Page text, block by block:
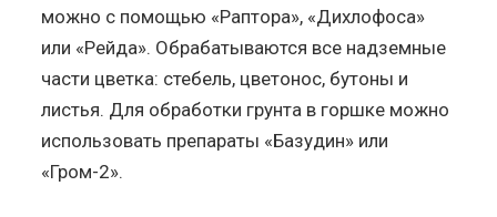
можно с помощью «Раптора», «Дихлофоса»
или «Рейда». Обрабатываются все надземные
части цветка: стебель, цветонос, бутоны и
листья. Для обработки грунта в горшке можно
использовать препараты «Базудин» или
«Гром-2».